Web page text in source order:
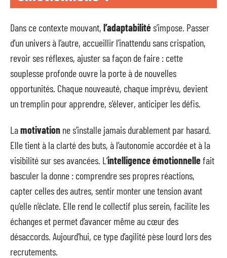
Dans ce contexte mouvant, l’adaptabilités’impose. Passer
d’un univers à l’autre, accueillir l’inattendu sans crispation,
revoir ses réflexes, ajuster sa façon de faire : cette
souplesse profonde ouvre la porte à de nouvelles
opportunités. Chaque nouveauté, chaque imprévu, devient
un tremplin pour apprendre, s’élever, anticiper les défis.
Lamotivation ne s’installe jamais durablement par hasard.
Elle tient à la clarté des buts, à l’autonomie accordée et à la
visibilité sur ses avancées. L’intelligence émotionnellefait
basculer la donne : comprendre ses propres réactions,
capter celles des autres, sentir monter une tension avant
qu’elle n’éclate. Elle rend le collectif plus serein, facilite les
échanges et permet d’avancer même au cœur des
désaccords. Aujourd’hui, ce type d’agilité pèse lourd lors des
recrutements.